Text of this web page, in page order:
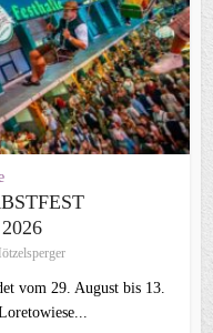
vom 29. August bis 13.